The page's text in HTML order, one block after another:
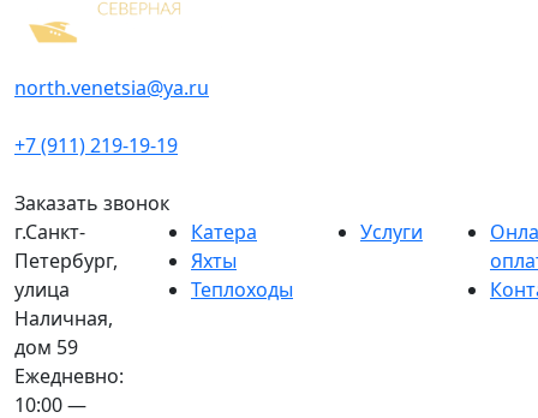
north.venetsia@ya.ru
+7 (911) 219-19-19
Заказать звонок
г.Санкт-
Петербург,
улица
Наличная,
дом 59
Ежедневно:
10:00 —
Катера
Яхты
Теплоходы
Услуги